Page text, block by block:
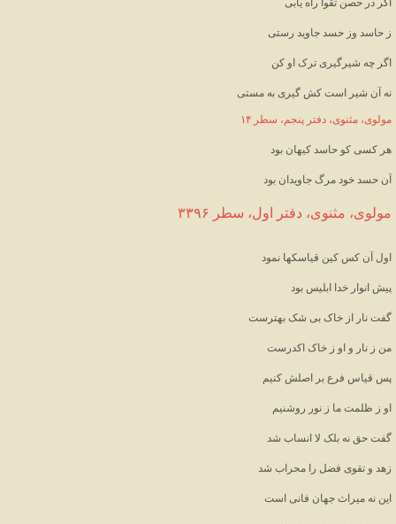
اگر در حصن تقوا راه یابی
ز حاسد وز حسد جاوید رستی
اگر چه شیرگیری ترک او کن
نه آن شیر است کش گیری به مستی
مولوی، مثنوی، دفتر پنجم، سطر ۱۴
هر کسی کو حاسد کیهان بود
آن حسد خود مرگ جاویدان بود
مولوی، مثنوی، دفتر اول، سطر ۳۳۹۶
اول آن کس کین قیاسکها نمود
پیش انوار خدا ابلیس بود
گفت نار از خاک بی شک بهترست
من ز نار و او ز خاک اکدرست
پس قیاس فرع بر اصلش کنیم
او ز ظلمت ما ز نور روشنیم
گفت حق نه بلک لا انساب شد
زهد و تقوی فضل را محراب شد
این نه میراث جهان فانی است